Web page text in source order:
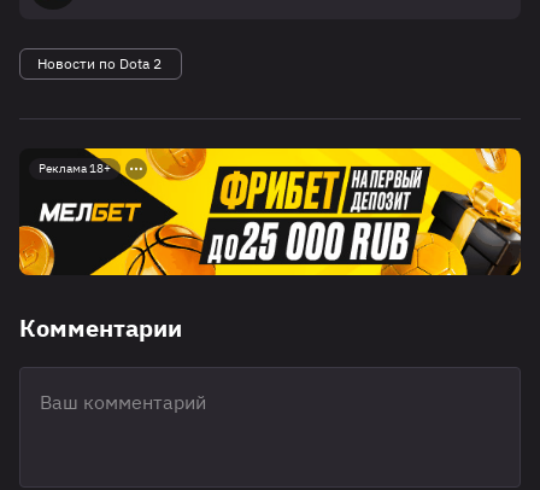
Новости по Dota 2
Реклама 18+
Комментарии